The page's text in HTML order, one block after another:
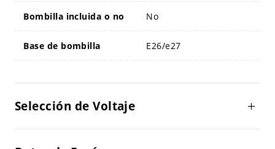
Bombilla incluida o no No
Base de bombilla E26/e27
Selección de Voltaje